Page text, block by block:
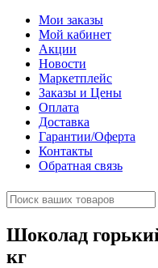
Мои заказы
Мой кабинет
Акции
Новости
Маркетплейс
Заказы и Цены
Оплата
Доставка
Гарантии/Оферта
Контакты
Обратная связь
Шоколад
кг